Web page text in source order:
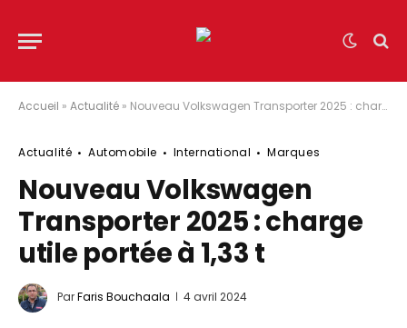
Accueil » Actualité » Nouveau Volkswagen Transporter 2025 : charge utile portée à 1,33 t
Actualité Automobile International Marques
Nouveau Volkswagen
Transporter 2025 : charge
utile portée à 1,33 t
ParFaris Bouchaala 4 avril 2024